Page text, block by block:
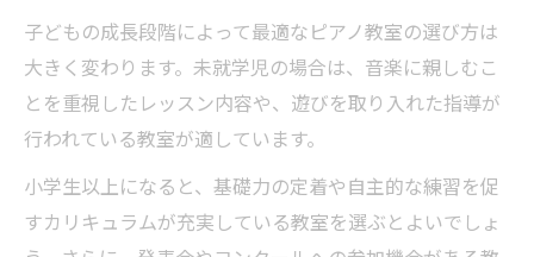
子どもの成長段階によって最適なピアノ教室の選び方は
大きく変わります。未就学児の場合は、音楽に親しむこ
とを重視したレッスン内容や、遊びを取り入れた指導が
行われている教室が適しています。
小学生以上になると、基礎力の定着や自主的な練習を促
すカリキュラムが充実している教室を選ぶとよいでしょ